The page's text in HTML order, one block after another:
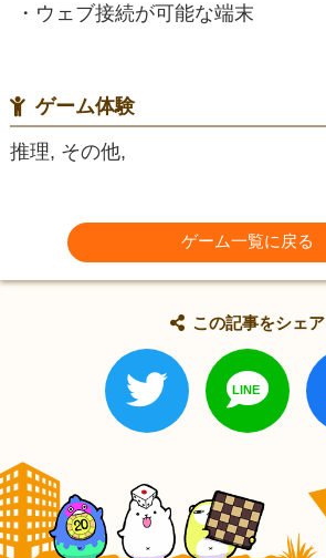
・ウェブ接続が可能な端末
ゲーム体験
推理, その他,
ゲーム一覧に戻る
この記事をシェア